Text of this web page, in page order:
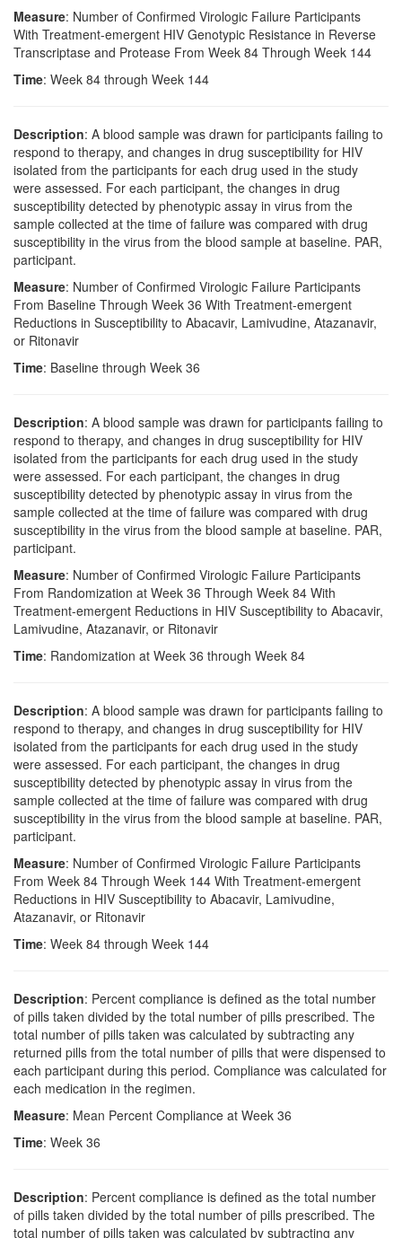
Measure: Number of Confirmed Virologic Failure Participants
With Treatment-emergent HIV Genotypic Resistance in Reverse
Transcriptase and Protease From Week 84 Through Week 144
Time: Week 84 through Week 144
Description: A blood sample was drawn for participants failing to
respond to therapy, and changes in drug susceptibility for HIV
isolated from the participants for each drug used in the study
were assessed. For each participant, the changes in drug
susceptibility detected by phenotypic assay in virus from the
sample collected at the time of failure was compared with drug
susceptibility in the virus from the blood sample at baseline. PAR,
participant.
Measure: Number of Confirmed Virologic Failure Participants
From Baseline Through Week 36 With Treatment-emergent
Reductions in Susceptibility to Abacavir, Lamivudine, Atazanavir,
or Ritonavir
Time: Baseline through Week 36
Description: A blood sample was drawn for participants failing to
respond to therapy, and changes in drug susceptibility for HIV
isolated from the participants for each drug used in the study
were assessed. For each participant, the changes in drug
susceptibility detected by phenotypic assay in virus from the
sample collected at the time of failure was compared with drug
susceptibility in the virus from the blood sample at baseline. PAR,
participant.
Measure: Number of Confirmed Virologic Failure Participants
From Randomization at Week 36 Through Week 84 With
Treatment-emergent Reductions in HIV Susceptibility to Abacavir,
Lamivudine, Atazanavir, or Ritonavir
Time: Randomization at Week 36 through Week 84
Description: A blood sample was drawn for participants failing to
respond to therapy, and changes in drug susceptibility for HIV
isolated from the participants for each drug used in the study
were assessed. For each participant, the changes in drug
susceptibility detected by phenotypic assay in virus from the
sample collected at the time of failure was compared with drug
susceptibility in the virus from the blood sample at baseline. PAR,
participant.
Measure: Number of Confirmed Virologic Failure Participants
From Week 84 Through Week 144 With Treatment-emergent
Reductions in HIV Susceptibility to Abacavir, Lamivudine,
Atazanavir, or Ritonavir
Time: Week 84 through Week 144
Description: Percent compliance is defined as the total number
of pills taken divided by the total number of pills prescribed. The
total number of pills taken was calculated by subtracting any
returned pills from the total number of pills that were dispensed to
each participant during this period. Compliance was calculated for
each medication in the regimen.
Measure: Mean Percent Compliance at Week 36
Time: Week 36
Description: Percent compliance is defined as the total number
of pills taken divided by the total number of pills prescribed. The
total number of pills taken was calculated by subtracting any